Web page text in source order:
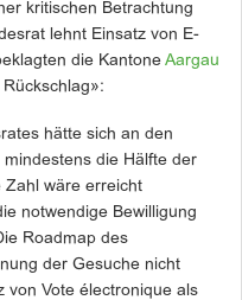
kritischen Betrachtung
lehnt Einsatz von E-
die Kantone Aargau
hätte sich an den
die Hälfte der
Zahl wäre erreicht
notwendige Bewilligung
Roadmap des
der Gesuche nicht
von Vote électronique als